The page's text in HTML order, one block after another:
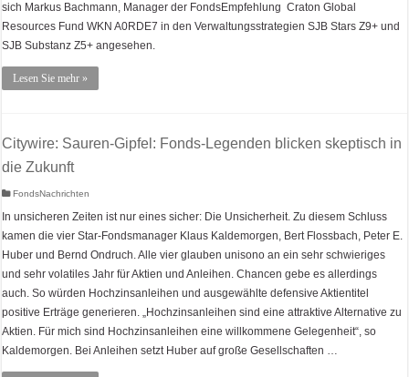
sich Markus Bachmann, Manager der FondsEmpfehlung Craton Global
Resources Fund WKN A0RDE7 in den Verwaltungsstrategien SJB Stars Z9+ und
SJB Substanz Z5+ angesehen.
Lesen Sie mehr »
Citywire: Sauren-Gipfel: Fonds-Legenden blicken skeptisch in
die Zukunft
FondsNachrichten
In unsicheren Zeiten ist nur eines sicher: Die Unsicherheit. Zu diesem Schluss
kamen die vier Star-Fondsmanager Klaus Kaldemorgen, Bert Flossbach, Peter E.
Huber und Bernd Ondruch. Alle vier glauben unisono an ein sehr schwieriges
und sehr volatiles Jahr für Aktien und Anleihen. Chancen gebe es allerdings
auch. So würden Hochzinsanleihen und ausgewählte defensive Aktientitel
positive Erträge generieren. „Hochzinsanleihen sind eine attraktive Alternative zu
Aktien. Für mich sind Hochzinsanleihen eine willkommene Gelegenheit“, so
Kaldemorgen. Bei Anleihen setzt Huber auf große Gesellschaften …